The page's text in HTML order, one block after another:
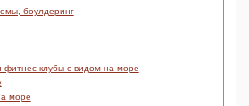
боулдеринг
фитнес-клубы с видом на море
море